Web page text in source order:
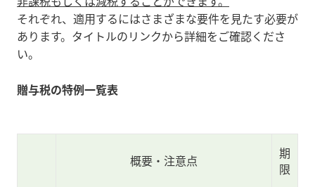
それぞれ、適用するにはさまざまな要件を見たす必要が
あります。 タイトルのリンクから詳細をご確認くださ
い。
贈与税の特例一覧表
概要・注意点
期
限